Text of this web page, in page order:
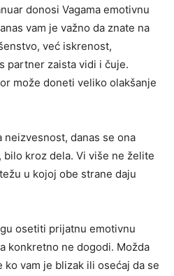
donosi Vagama emotivnu
vam je važno da znate na
već iskrenost,
partner zaista vidi i čuje.
može doneti veliko olakšanje
danas se ona
kroz dela. Vi više ne želite
u kojoj obe strane daju
osetiti prijatnu emotivnu
konkretno ne dogodi. Možda
ko vam je blizak ili osećaj da se